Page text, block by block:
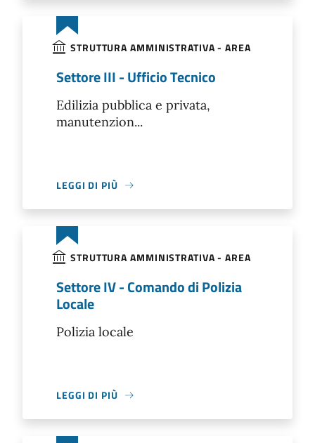
STRUTTURA AMMINISTRATIVA - AREA
Settore III - Ufficio Tecnico
Edilizia pubblica e privata,
manutenzion...
LEGGI DI PIÙ
STRUTTURA AMMINISTRATIVA - AREA
Settore IV - Comando di Polizia
Locale
Polizia locale
LEGGI DI PIÙ